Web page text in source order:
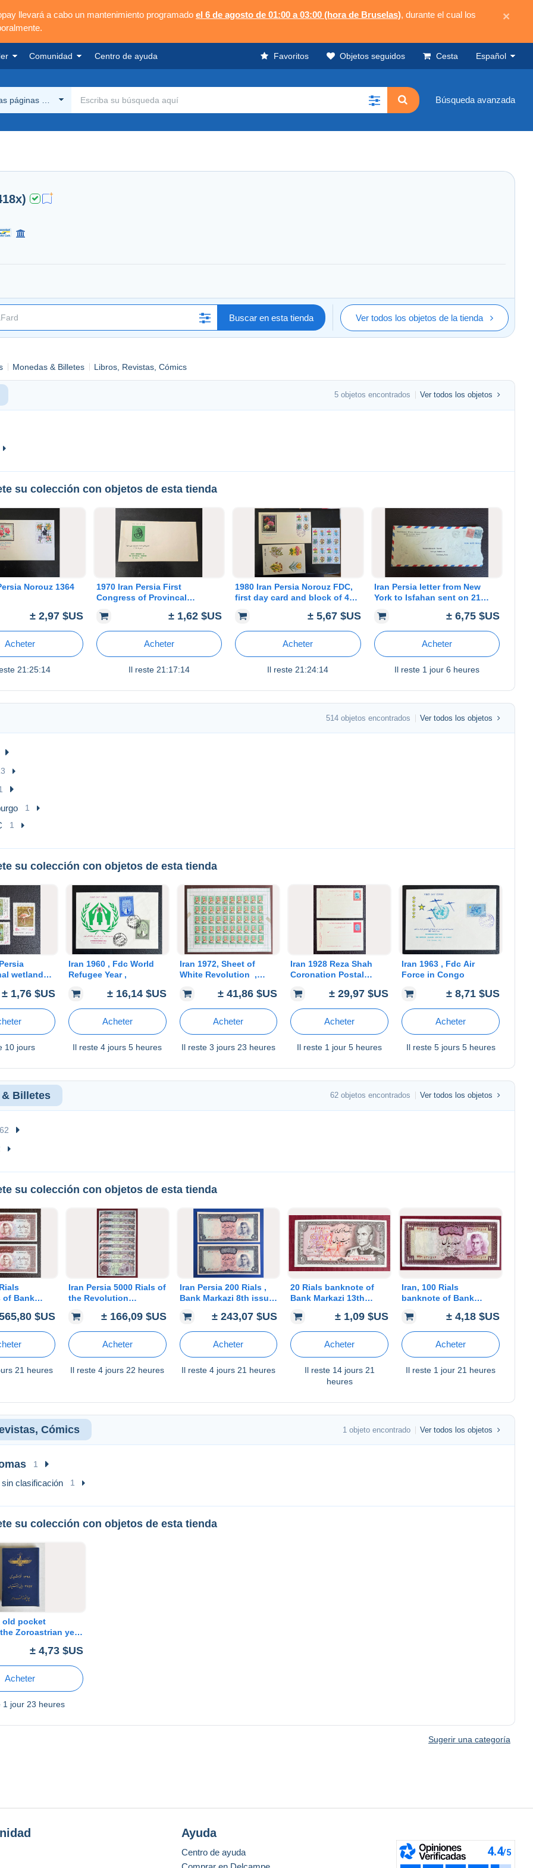
llevará a cabo un mantenimiento programado el 6 de agosto de 01:00 a 03:00 (hora de Bruselas), durante el cual los
×
Comunidad Centro de ayuda Favoritos Objetos seguidos Cesta Español
páginas Delcampe Búsqueda avanzada
Buscar en esta tienda Ver todos los objetos de la tienda
Monedas & Billetes Libros, Revistas, Cómics
5 objetos encontrados Ver todos los objetos
su colección con objetos de esta tienda
Norouz 1364
± 2,97 $US
Acheter
21:25:14
1970 Iran Persia First
Congress of Provincal
± 1,62 $US
Acheter
Il reste 21:17:14
1980 Iran Persia Norouz FDC,
first day card and block of 4
± 5,67 $US
Acheter
Il reste21:24:14
Iran Persia letter from New
York to Isfahan sent on 21
Tejaratkhone famous Isfahani
Merchant
± 6,75 $US
Acheter
Il reste 1 jour 6 heures
514 objetos encontrados Ver todos los objetos
1
1
su colección con objetos de esta tienda
wetland
in Ramsar -
Scott
± 1,76 $US
10 jours
Iran 1960 , Fdc World
Refugee Year ,
± 16,14 $US
Acheter
Il reste4 jours 5 heures
Iran 1972, Sheet of
White Revolution ,
Picture frame with
image of the Mohamad
Reza Shah.
± 41,86 $US
Acheter
Il reste 3 jours 23 heures
Iran 1928 Reza Shah
Coronation Postal
genuine card and a
recent forgery (bottom)
± 29,97 $US
Acheter
Il reste 1 jour 5 heures
Iran 1963 , Fdc Air
Force in Congo
± 8,71 $US
Acheter
Il reste 5 jours 5 heures
& Billetes 62 objetos encontrados Ver todos los objetos
62
su colección con objetos de esta tienda
of Bank
Reza Shah),
$US
21 heures
Iran Persia 5000 Rials of
the Revolution
consecutive serials
numbers C38b
± 166,09 $US
Acheter
Il reste4 jours 22 heures
Iran Persia 200 Rials ,
Bank Markazi 8th issue
Shah, C18a
± 243,07 $US
Acheter
Il reste 4 jours 21 heures
20 Rials banknote of
Bank Markazi 13th
Reza Shah. with wide
“Rial” inscription.
C27a1
± 1,09 $US
Acheter
Il reste 14 jours 21
heures
Iran, 100 Rials
banknote of Bank
Mohamad Reza Shah,
C21a
± 4,18 $US
Acheter
Il reste 1 jour 21 heures
Cómics 1 objeto encontrado Ver todos los objetos
1
clasificación 1
su colección con objetos de esta tienda
old pocket
Zoroastrian year
± 4,73 $US
Acheter
1 jour 23 heures
Sugerir una categoría
Ayuda
Centro de ayuda